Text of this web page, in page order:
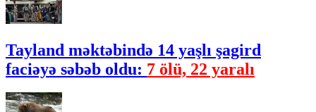
Tayland məktəbində 14 yaşlı şagird
faciəyə səbəb oldu: 7 ölü, 22 yaralı